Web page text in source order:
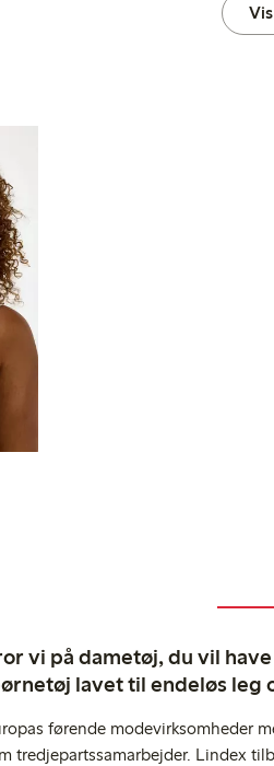
vi på dametøj, du vil
lavet til endeløs leg
førende modevirksomheder
tredjepartssamarbejder. Lindex